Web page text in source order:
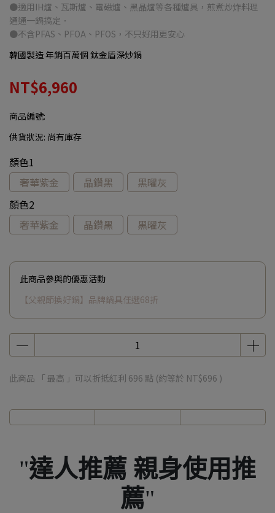
●適用IH爐、瓦斯爐、電磁爐、黑晶爐等各種爐具，煎煮炒炸料理
通通一鍋搞定．
●不含PFAS、PFOA、PFOS，不只好用更安心
韓國製造 年銷百萬個 鈦金盾深炒鍋
NT$6,960
商品編號:
供貨狀況: 尚有庫存
顏色1
奢華紫金
晶鑽黑
黑曜灰
顏色2
奢華紫金
晶鑽黑 黑曜灰
此商品參與的優惠活動
【父親節換好鍋】品牌鍋具任選68折
此商品 「 最高 」可以折抵紅利 696 點 (約等於 NT$696 )
達人推薦 親身使用推
薦